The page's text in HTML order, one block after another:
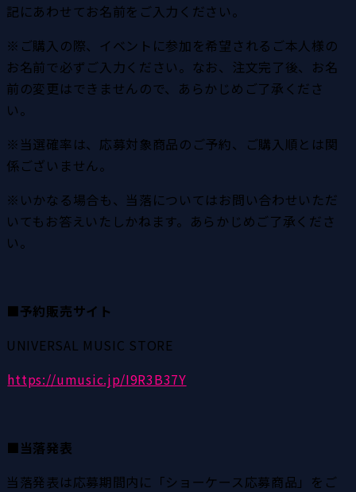
記にあわせてお名前をご入力ください。
※ご購入の際、イベントに参加を希望されるご本人様の
お名前で必ずご入力ください。なお、注文完了後、お名
前の変更はできませんので、あらかじめご了承くださ
い。
※当選確率は、応募対象商品のご予約、ご購入順とは関
係ございません。
※いかなる場合も、当落についてはお問い合わせいただ
いてもお答えいたしかねます。あらかじめご了承くださ
い。
■予約販売サイト
UNIVERSAL MUSIC STORE
https://umusic.jp/I9R3B37Y
■当落発表
当落発表は応募期間内に「ショーケース応募商品」をご